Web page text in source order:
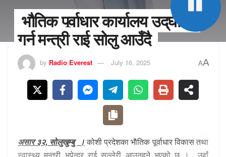
भौतिक पूर्वाधार कार्यालय उद्‌घाटन
गर्न मन्त्री राई सोलु आउँदै
by Radio Everest July 16, 2025 AA
असार ३२, सोलुखुम्बु ।कोशी प्रदेशकाभाैतिकपूर्वाधार विकास तथा
स्वास्थ्य मन्त्री भुपेन्द्र राई सल्लेरी आउनुहुने भएको छ । उहाँ